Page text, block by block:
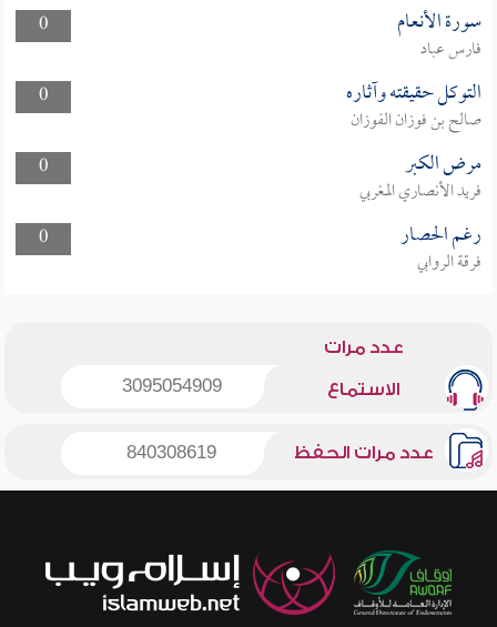
0
سورة الأنعام
فارس عباد
0
التوكل حقيقته وآثاره
صالح بن فوزان الفوزان
0
مرض الكبر
فريد الأنصاري المغربي
0
رغم الحصار
فرقة الروابي
عدد مرات
الاستماع 3095054909
عدد مرات الحفظ 840308619